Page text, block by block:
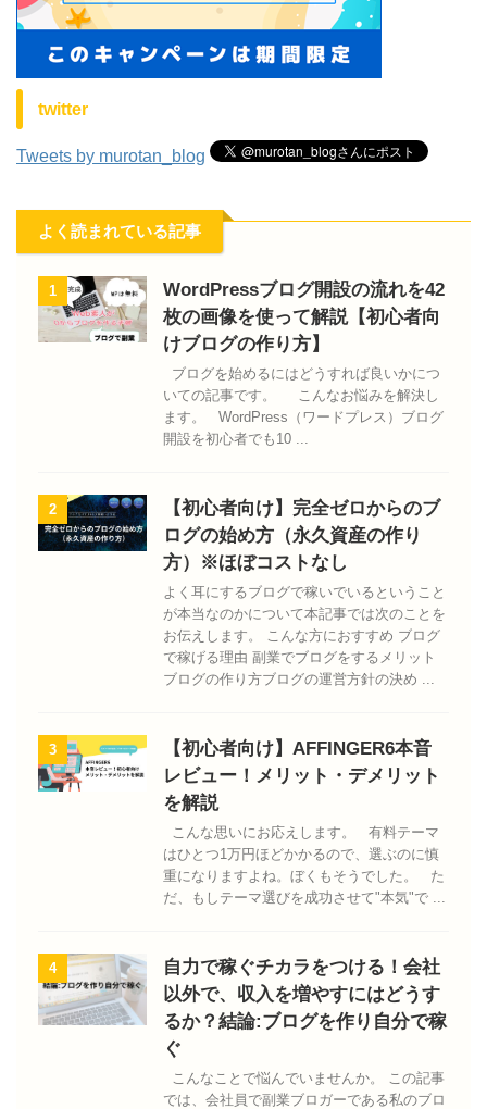
twitter
Tweets by murotan_blog
よく読まれている記事
1
WordPressブログ開設の流れを42
枚の画像を使って解説【初心者向
けブログの作り方】
ブログを始めるにはどうすれば良いかにつ
いての記事です。 こんなお悩みを解決し
ます。 WordPress（ワードプレス）ブログ
開設を初心者でも10 ...
2
【初心者向け】完全ゼロからのブ
ログの始め方（永久資産の作り
方）※ほぼコストなし
よく耳にするブログで稼いでいるということ
が本当なのかについて本記事では次のことを
お伝えします。 こんな方におすすめ ブログ
で稼げる理由 副業でブログをするメリット
ブログの作り方ブログの運営方針の決め ...
3
【初心者向け】AFFINGER6本音
レビュー！メリット・デメリット
を解説
こんな思いにお応えします。 有料テーマ
はひとつ1万円ほどかかるので、選ぶのに慎
重になりますよね。ぼくもそうでした。 た
だ、もしテーマ選びを成功させて"本気"で ...
4
自力で稼ぐチカラをつける！会社
以外で、収入を増やすにはどうす
るか？結論:ブログを作り自分で稼
ぐ
こんなことで悩んでいませんか。 この記事
では、会社員で副業ブロガーである私のブロ